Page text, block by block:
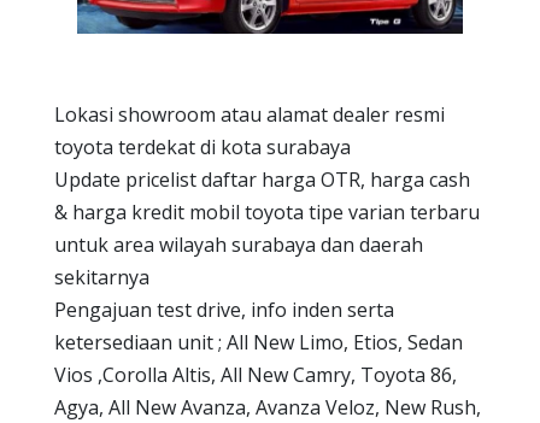
Lokasi showroom atau alamat dealer resmi
toyota terdekat di kota surabaya
Update pricelist daftar harga OTR, harga cash
& harga kredit mobil toyota tipe varian terbaru
untuk area wilayah surabaya dan daerah
sekitarnya
Pengajuan test drive, info inden serta
ketersediaan unit ; All New Limo, Etios, Sedan
Vios ,Corolla Altis, All New Camry, Toyota 86,
Agya, All New Avanza, Avanza Veloz, New Rush,